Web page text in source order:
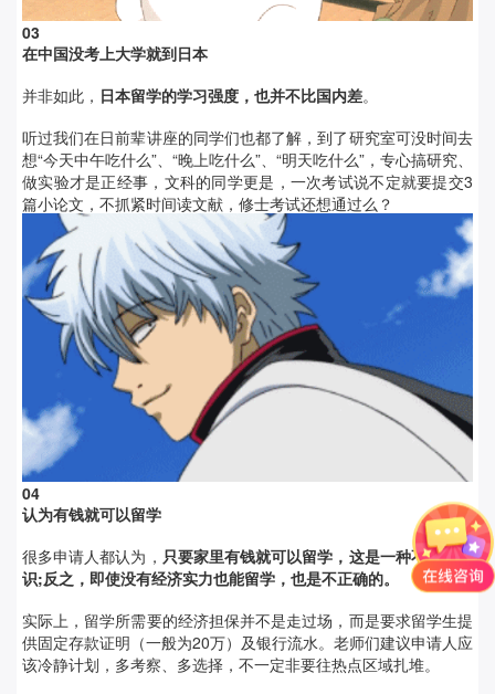
03
在中国没考上大学就到日本
并非如此， 日本留学的学习强度，也并不比国内差。
听过我们在日前辈讲座的同学们也都了解，到了研究室可没时间去
想“今天中午吃什么”、“晚上吃什么”、“明天吃什么”，专心搞研究、
做实验才是正经事，文科的同学更是，一次考试说不定就要提交3
篇小论文，不抓紧时间读文献，修士考试还想通过么？
04
认为有钱就可以留学
很多申请人都认为， 只要家里有钱就可以留学，这是一种不对的认
识;反之，即使没有经济实力也能留学，也是不正确的。
实际上，留学所需要的经济担保并不是走过场，而是要求留学生提
供固定存款证明（一般为20万）及银行流水。老师们建议申请人应
该冷静计划，多考察、多选择，不一定非要往热点区域扎堆。